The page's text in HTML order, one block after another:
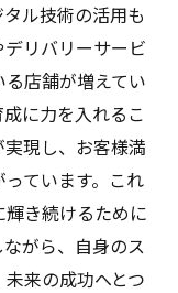
ル技術の活用も
リバリーサービ
店舗が増えてい
に力を入れるこ
現し、お客様満
ています。これ
き続けるために
がら、自身のス
来の成功へとつ